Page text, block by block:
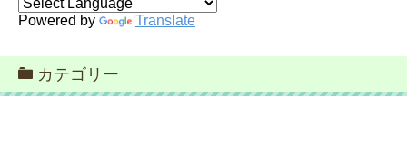
Powered by Translate
カテゴリー